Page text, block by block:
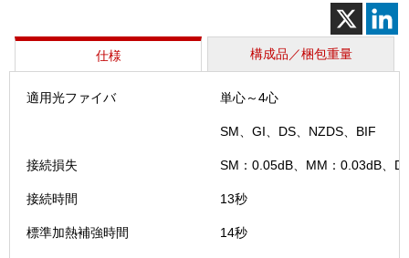
仕様 構成品／梱包重量
適用光ファイバ 単心～4心
SM、GI、DS、NZDS、BIF
接続損失 SM：0.05dB、MM：0.03dB、
接続時間 13秒
標準加熱補強時間 14秒